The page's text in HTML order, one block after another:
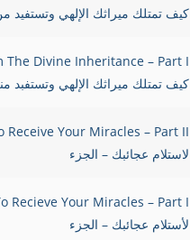
كيف تمتلك ميراثك الإلهي وتستفيد
The Divine Inheritance – Part I
كيف تمتلك ميراثك الإلهي وتستفبد
لاستلام عجائبك – الجزء
لأستلام عجائبك – الجزء